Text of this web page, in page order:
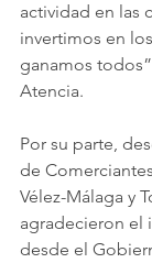
actividad en las
invertimos en
ganamos
Atencia.
Por su parte,
de
Vélez-Málaga y
agradecieron el
desde el